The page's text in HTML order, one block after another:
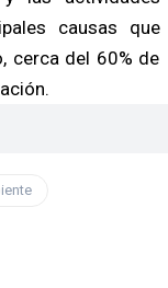
causas que
cerca del 60% de